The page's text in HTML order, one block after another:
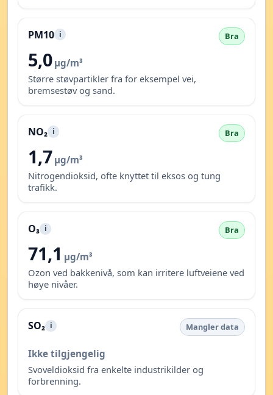
PM10 i Bra
5,0 µg/m³
Større støvpartikler fra for eksempel vei,
bremsestøv og sand.
NO₂ i Bra
1,7 µg/m³
Nitrogendioksid, ofte knyttet til eksos og tung
trafikk.
O₃ i Bra
71,1 µg/m³
Ozon ved bakkenivå, som kan irritere luftveiene ved
høye nivåer.
SO₂ i Mangler data
Ikke tilgjengelig
Svoveldioksid fra enkelte industrikilder og
forbrenning.